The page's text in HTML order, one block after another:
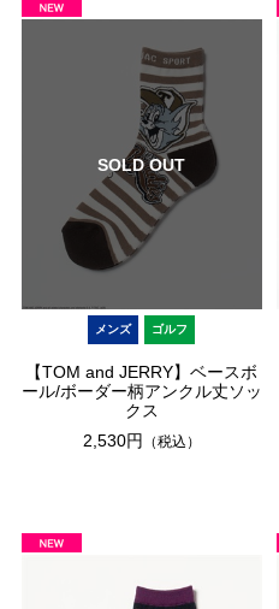
SOLD OUT
メンズ ゴルフ
【TOM and JERRY】ベースボ
ール/ボーダー柄アンクル丈ソッ
クス
2,530円
（税込）